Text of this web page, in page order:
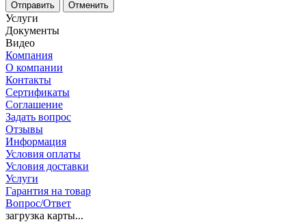
Отменить
Услуги
Документы
Видео
Компания
О компании
Контакты
Сертификаты
Соглашение
Задать вопрос
Отзывы
Информация
Условия оплаты
Условия доставки
Услуги
Гарантия на товар
Вопрос/Ответ
загрузка карты...